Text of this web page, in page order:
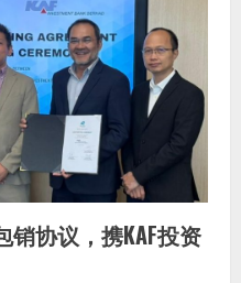
销协议，携KAF投资